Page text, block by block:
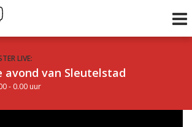
LIVE:
avond van Sleutelstad
- 0.00 uur